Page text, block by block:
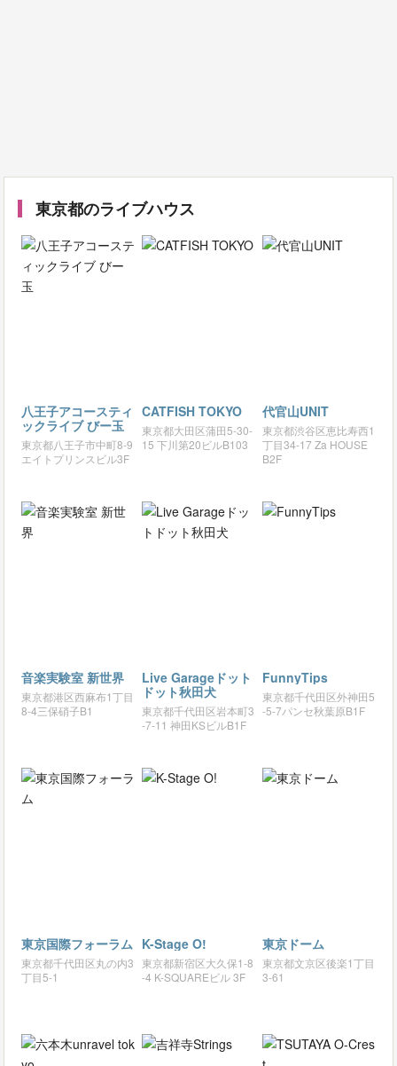
東京都のライブハウス
八王子アコースティ
ックライブ びー玉
東京都八王子市中町8-9
エイトプリンスビル3F
CATFISH TOKYO
東京都大田区蒲田5-30-
15 下川第20ビルB103
代官山UNIT
東京都渋谷区恵比寿西1
丁目34-17 Za HOUSE
B2F
音楽実験室 新世界
東京都港区西麻布1丁目
8-4三保硝子B1
Live Garageドット
ドット秋田犬
東京都千代田区岩本町3
-7-11 神田KSビルB1F
FunnyTips
東京都千代田区外神田5
-5-7パンセ秋葉原B1F
東京国際フォーラム
東京都千代田区丸の内3
丁目5-1
K-Stage O!
東京都新宿区大久保1-8
-4 K-SQUAREビル 3F
東京ドーム
東京都文京区後楽1丁目
3-61